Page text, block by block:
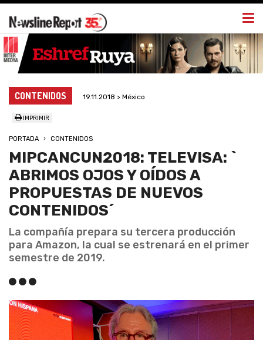
CONTENIDOS 19.11.2018 > México
IMPRIMIR
PORTADA CONTENIDOS
MIPCANCUN2018: TELEVISA: `
ABRIMOS OJOS Y OÍDOS A
PROPUESTAS DE NUEVOS
CONTENIDOS´
La compañía prepara su tercera producción
para Amazon, la cual se estrenará en el primer
semestre de 2019.